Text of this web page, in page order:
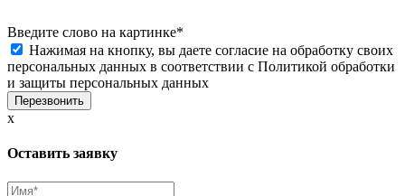
Введите слово на картинке*
Нажимая на кнопку, вы даете согласие на обработку своих
персональных данных в соответствии с Политикой обработки
и защиты персональных данных
x
Оставить заявку